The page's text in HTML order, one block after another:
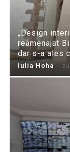
„Design
reamenajat
dar s-a ales
Iulia Hoha -